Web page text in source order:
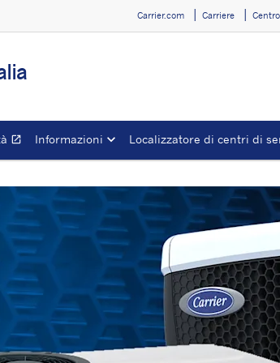
Carrier.com Carriere
open_in_newApre in una nuova finestra
Informazioni Localizzatore di centri di